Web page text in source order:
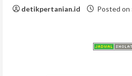
detikpertanian.id Posted on